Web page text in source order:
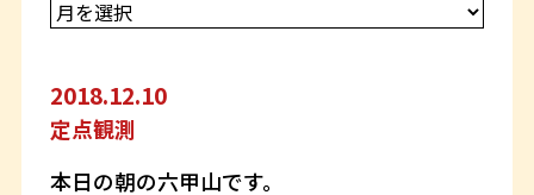
2018.12.10
定点観測
本日の朝の六甲山です。